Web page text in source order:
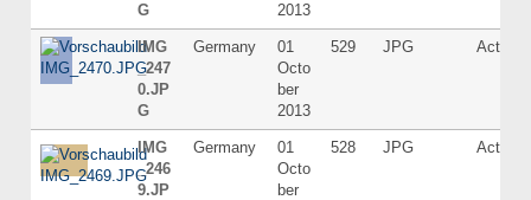
G
2013
IMG
_247
0.JP
G
Germany
01
Octo
ber
2013
529 JPG Active
IMG
_246
9.JP
Germany
01
Octo
ber
528 JPG Active